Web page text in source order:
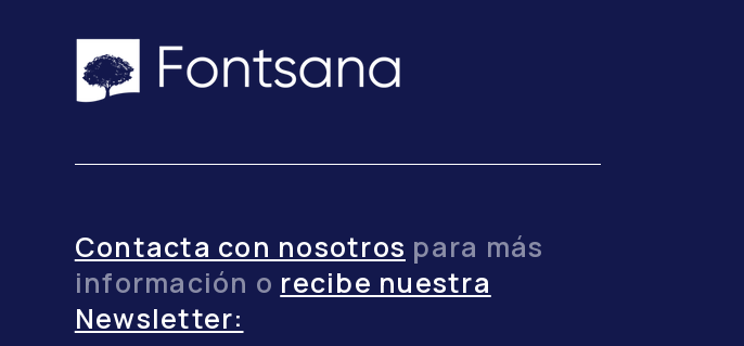
Contacta con nosotros para más
información o recibe nuestra
Newsletter: